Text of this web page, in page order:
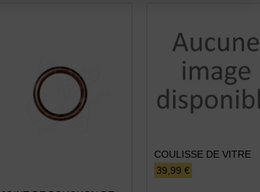
COULISSE DE VITRE
39,99 €